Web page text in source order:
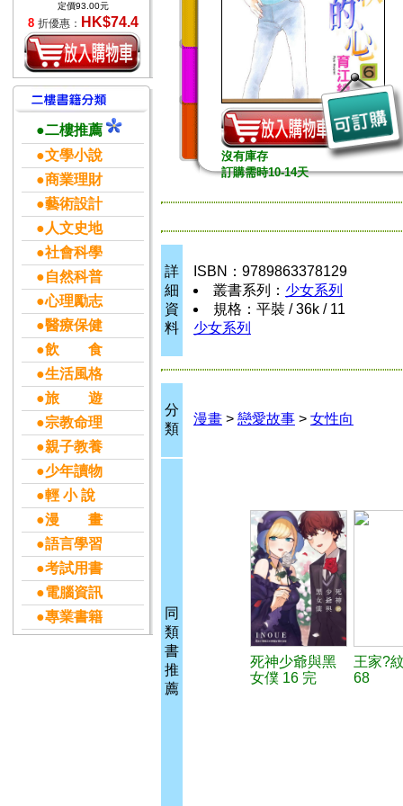
定價93.00元
8 折優惠： HK$74.4
●二樓推薦
●文學小說
●商業理財
●藝術設計
●人文史地
●社會科學
●自然科普
●心理勵志
●醫療保健
●飲 食
●生活風格
●旅 遊
●宗教命理
●親子教養
●少年讀物
●輕 小 說
●漫 畫
●語言學習
●考試用書
●電腦資訊
●專業書籍
沒有庫存
訂購需時10-14天
詳
細
資
料
ISBN：9789863378129
叢書系列： 少女系列
規格：平裝 / 36k / 11
少女系列
分
類
漫畫 > 戀愛故事 > 女性向
同
類
書
推
薦
死神少爺與黑
女僕 16 完
王家?
68